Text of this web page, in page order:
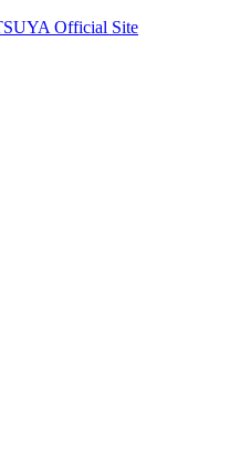
Official Site